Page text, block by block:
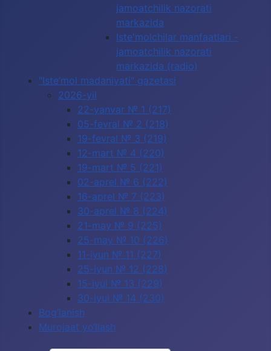
jamoatchilik nazorati
markazida
Iste'molchilar manfaatlari -
jamoatchilik nazorati
markazida (radio)
"Iste’mol madaniyati" gazetasi
2026-yil
22-yanvar № 1 (217)
05-fevral № 2 (218)
19-fevral № 3 (219)
12-mart № 4 (220)
19-mart № 5 (221)
02-aprel № 6 (222)
16-aprel № 7 (223)
30-aprel № 8 (224)
21-may № 9 (225)
25-may № 10 (226)
11-iyun № 11 (227)
25-iyun № 12 (228)
15-iyul № 13 (229)
30-iyul № 14 (230)
Bog‘lanish
Murojaat yo‘llash